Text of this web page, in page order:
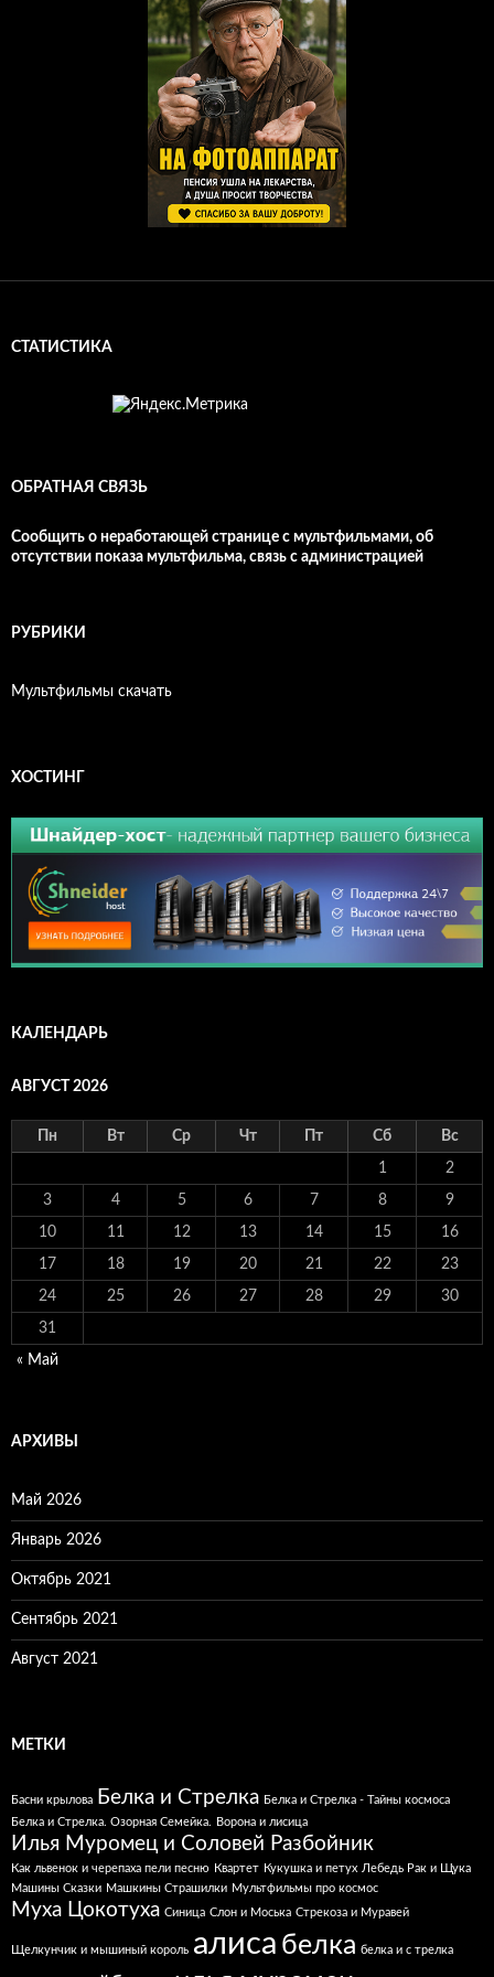
СТАТИСТИКА
ОБРАТНАЯ СВЯЗЬ
Сообщить о неработающей странице с мультфильмами, об
отсутствии показа мультфильма, связь с администрацией
РУБРИКИ
Мультфильмы скачать
ХОСТИНГ
КАЛЕНДАРЬ
АВГУСТ 2026
Пн Вт Ср Чт Пт Сб Вс
1 2
3 4 5 6 7 8 9
10 11 12 13 14 15 16
17 18 19 20 21 22 23
24 25 26 27 28 29 30
31
« Май
АРХИВЫ
Май 2026
Январь 2026
Октябрь 2021
Сентябрь 2021
Август 2021
МЕТКИ
Басни крылова Белка и Стрелка Белка и Стрелка - Тайны космоса
Белка и Стрелка. Озорная Семейка.
Ворона и лисица
Илья Муромец и Соловей Разбойник
Как львенок и черепаха пели песню Квартет Кукушка и петух Лебедь Рак и Щука
Машины Сказки Машкины Страшилки Мультфильмы про космос
Муха Цокотуха Синица Слон и Моська Стрекоза и Муравей
Щелкунчик и мышиный король алиса белка белка и с трелка